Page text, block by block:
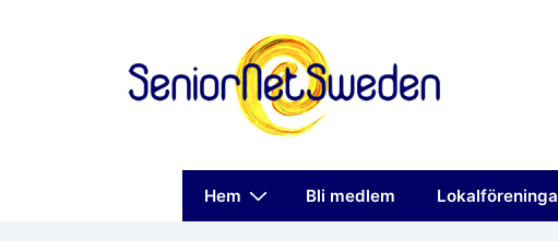
Huvudnavigering
Hem Bli medlem